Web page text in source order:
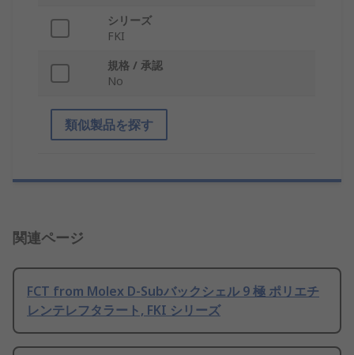
シリーズ
FKI
規格 / 承認
No
類似製品を探す
関連ページ
FCT from Molex D-Subバックシェル 9 極 ポリエチ
レンテレフタラート, FKI シリーズ